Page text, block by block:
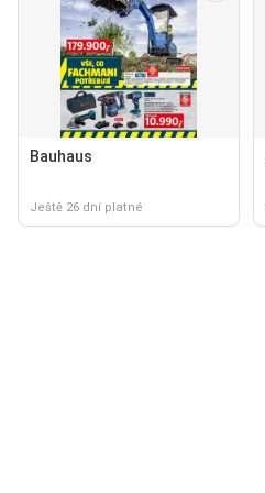
Bauhaus
Ještě 26 dní platné